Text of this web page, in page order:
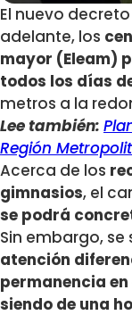
El nuevo
adelante, los
mayor (Eleam)
todos los días
metros a la
Lee también:
Región
Acerca de los
gimnasios, el
se podrá
Sin embargo, se
atención
permanencia
siendo de una